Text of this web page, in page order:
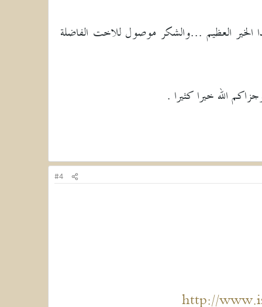
الخير العظيم ...والشكر موصول للاخت الفاضلة
الله خيرا كثيرا .
#4
http://